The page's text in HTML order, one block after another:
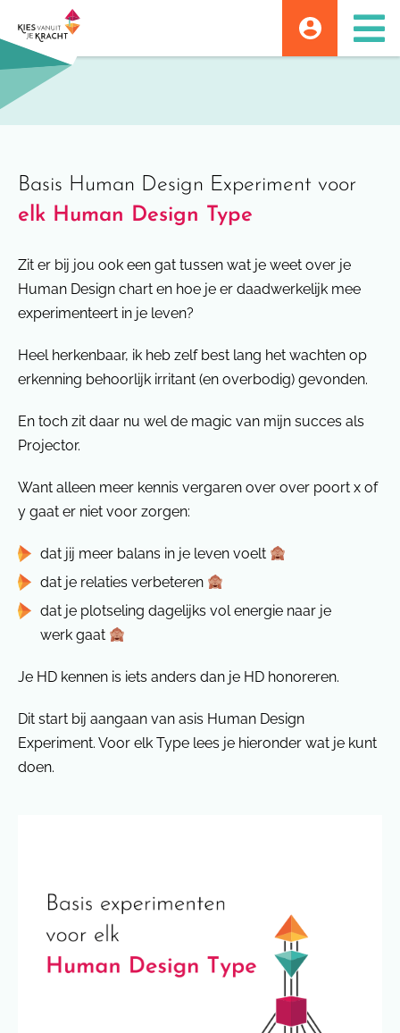
to
content
Basis Human Design Experiment voor
elk Human Design Type
Zit er bij jou ook een gat tussen wat je weet over je
Human Design chart en hoe je er daadwerkelijk mee
experimenteert in je leven?
Heel herkenbaar, ik heb zelf best lang het wachten op
erkenning behoorlijk irritant (en overbodig) gevonden.
En toch zit daar nu wel de magic van mijn succes als
Projector.
Want alleen meer kennis vergaren over over poort x of
y gaat er niet voor zorgen:
dat jij meer balans in je leven voelt
dat je relaties verbeteren
dat je plotseling dagelijks vol energie naar je
werk gaat
Je HD kennen is iets anders dan je HD honoreren.
Dit start bij aangaan van asis Human Design
Experiment. Voor elk Type lees je hieronder wat je kunt
doen.